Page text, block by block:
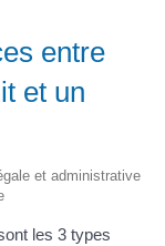
entre
et un
et administrative
les 3 types